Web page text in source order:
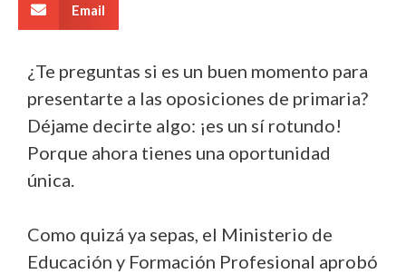
Email
¿Te preguntas si es un buen momento para
presentarte a las oposiciones de primaria?
Déjame decirte algo: ¡es un sí rotundo!
Porque ahora tienes una oportunidad
única.
Como quizá ya sepas, el Ministerio de
Educación y Formación Profesional aprobó